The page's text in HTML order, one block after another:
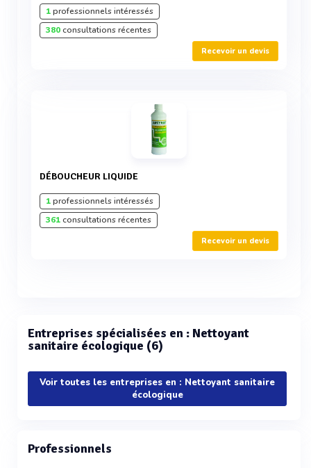
1professionnels intéressés
380consultations récentes
Recevoir un devis
DÉBOUCHEUR LIQUIDE
1professionnels intéressés
361consultations récentes
Recevoir un devis
Entreprises spécialisées en : Nettoyant
sanitaire écologique (6)
Voir toutes les entreprises en : Nettoyant sanitaire
écologique
Professionnels